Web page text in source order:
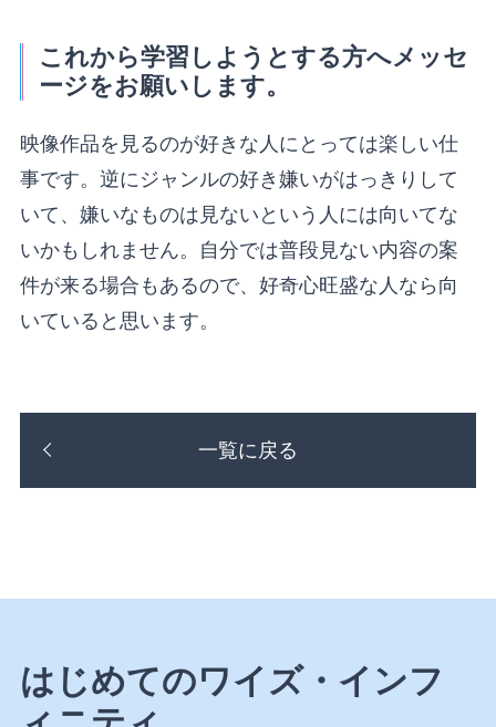
これから学習しようとする方へメッセ
ージをお願いします。
映像作品を見るのが好きな人にとっては楽しい仕
事です。逆にジャンルの好き嫌いがはっきりして
いて、嫌いなものは見ないという人には向いてな
いかもしれません。自分では普段見ない内容の案
件が来る場合もあるので、好奇心旺盛な人なら向
いていると思います。
一覧に戻る
はじめてのワイズ・インフ